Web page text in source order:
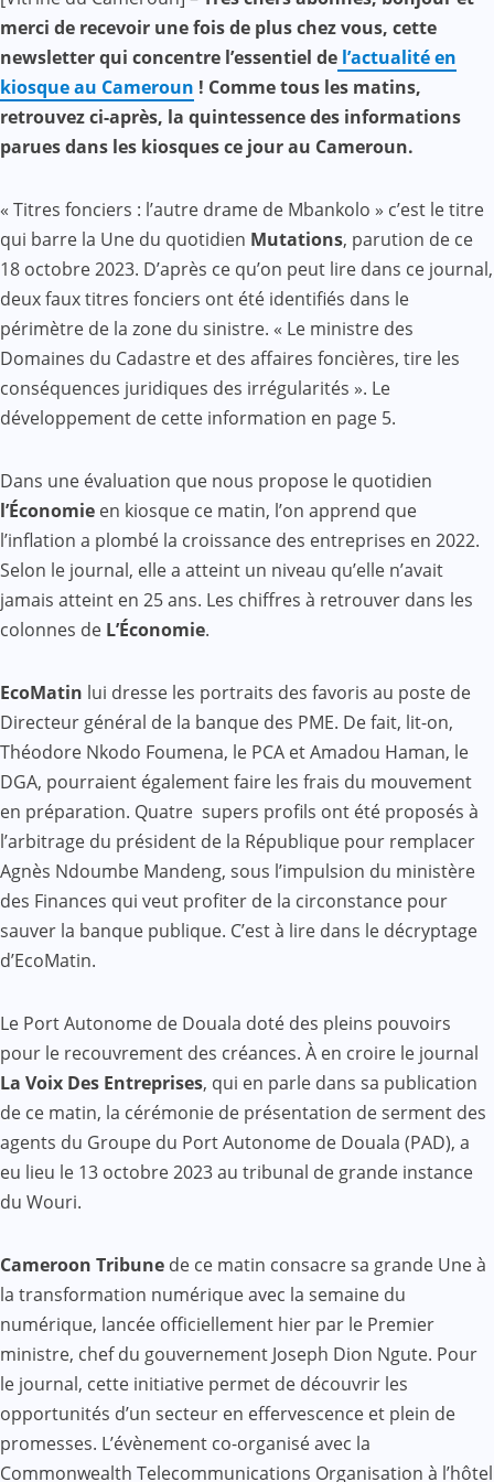
Mail
merci de recevoir une fois de plus chez vous, cette
newsletter qui concentre l’essentiel de l’actualité en
kiosque au Cameroun ! Comme tous les matins,
retrouvez ci-après, la quintessence des informations
parues dans les kiosques ce jour au Cameroun.
« Titres fonciers : l’autre drame de Mbankolo » c’est le titre
qui barre la Une du quotidien Mutations, parution de ce
18 octobre 2023. D’après ce qu’on peut lire dans ce journal,
deux faux titres fonciers ont été identifiés dans le
périmètre de la zone du sinistre. « Le ministre des
Domaines du Cadastre et des affaires foncières, tire les
conséquences juridiques des irrégularités ». Le
développement de cette information en page 5.
Dans une évaluation que nous propose le quotidien
l’Économie en kiosque ce matin, l’on apprend que
l’inflation a plombé la croissance des entreprises en 2022.
Selon le journal, elle a atteint un niveau qu’elle n’avait
jamais atteint en 25 ans. Les chiffres à retrouver dans les
colonnes de L’Économie.
EcoMatin lui dresse les portraits des favoris au poste de
Directeur général de la banque des PME. De fait, lit-on,
Théodore Nkodo Foumena, le PCA et Amadou Haman, le
DGA, pourraient également faire les frais du mouvement
en préparation. Quatre supers profils ont été proposés à
l’arbitrage du président de la République pour remplacer
Agnès Ndoumbe Mandeng, sous l’impulsion du ministère
des Finances qui veut profiter de la circonstance pour
sauver la banque publique. C’est à lire dans le décryptage
d’EcoMatin.
Le Port Autonome de Douala doté des pleins pouvoirs
pour le recouvrement des créances. À en croire le journal
La Voix Des Entreprises, qui en parle dans sa publication
de ce matin, la cérémonie de présentation de serment des
agents du Groupe du Port Autonome de Douala (PAD), a
eu lieu le 13 octobre 2023 au tribunal de grande instance
du Wouri.
Cameroon Tribune de ce matin consacre sa grande Une à
la transformation numérique avec la semaine du
numérique, lancée officiellement hier par le Premier
ministre, chef du gouvernement Joseph Dion Ngute. Pour
le journal, cette initiative permet de découvrir les
opportunités d’un secteur en effervescence et plein de
promesses. L’évènement co-organisé avec la
Commonwealth Telecommunications Organisation à l’hôtel